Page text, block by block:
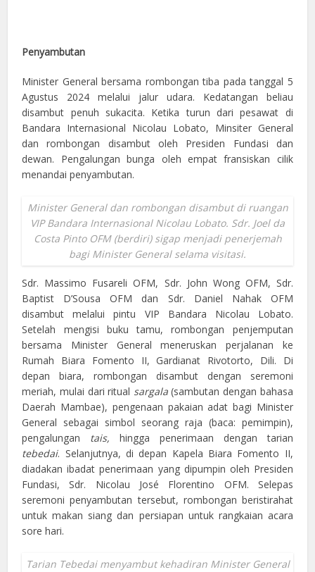
Penyambutan
Minister General bersama rombongan tiba pada tanggal 5
Agustus 2024 melalui jalur udara. Kedatangan beliau
disambut penuh sukacita. Ketika turun dari pesawat di
Bandara Internasional Nicolau Lobato, Minsiter General
dan rombongan disambut oleh Presiden Fundasi dan
dewan. Pengalungan bunga oleh empat fransiskan cilik
menandai penyambutan.
Minister General dan rombongan disambut di ruangan
VIP Bandara Internasional Nicolau Lobato. Sdr. Joel da
Costa Pinto OFM (berdiri) sigap menjadi penerjemah
bagi Minister General selama visitasi.
Sdr. Massimo Fusareli OFM, Sdr. John Wong OFM, Sdr.
Baptist D’Sousa OFM dan Sdr. Daniel Nahak OFM
disambut melalui pintu VIP Bandara Nicolau Lobato.
Setelah mengisi buku tamu, rombongan penjemputan
bersama Minister General meneruskan perjalanan ke
Rumah Biara Fomento II, Gardianat Rivotorto, Dili. Di
depan biara, rombongan disambut dengan seremoni
meriah, mulai dari ritual sargala(sambutan dengan bahasa
Daerah Mambae), pengenaan pakaian adat bagi Minister
General sebagai simbol seorang raja (baca: pemimpin),
pengalungan tais,hingga penerimaan dengan tarian
tebedai. Selanjutnya, di depan Kapela Biara Fomento II,
diadakan ibadat penerimaan yang dipumpin oleh Presiden
Fundasi, Sdr. Nicolau José Florentino OFM. Selepas
seremoni penyambutan tersebut, rombongan beristirahat
untuk makan siang dan persiapan untuk rangkaian acara
sore hari.
Tarian Tebedai menyambut kehadiran Minister General